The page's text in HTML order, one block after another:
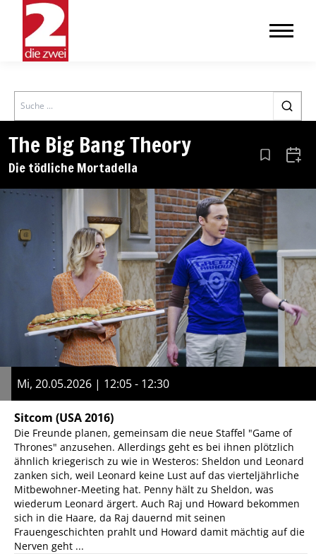
Search
The Big Bang Theory
Die tödliche Mortadella Aus den
Mi, 20.05.2026 | 12:05 - 12:30
Sitcom (USA 2016)
Die Freunde planen, gemeinsam die neue Staffel "Game of
Thrones" anzusehen. Allerdings geht es bei ihnen plötzlich
ähnlich kriegerisch zu wie in Westeros: Sheldon und Leonard
zanken sich, weil Leonard keine Lust auf das vierteljährliche
Mitbewohner-Meeting hat. Penny hält zu Sheldon, was
wiederum Leonard ärgert. Auch Raj und Howard bekommen
sich in die Haare, da Raj dauernd mit seinen
Frauengeschichten prahlt und Howard damit mächtig auf die
Nerven geht ...